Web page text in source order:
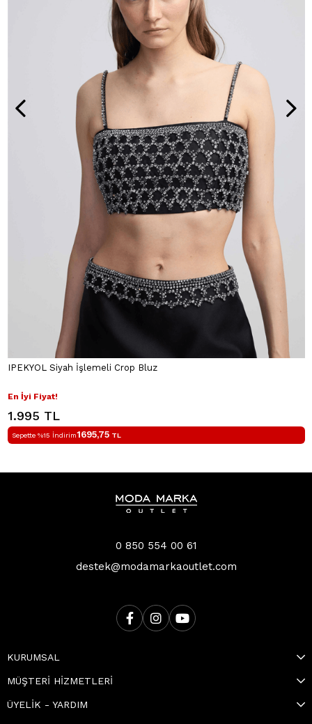
IPEKYOL Siyah İşlemeli Crop Bluz
En İyi Fiyat!
1.995 TL
Sepette %15 İndirim1695,75 TL
0 850 554 00 61
destek@modamarkaoutlet.com
KURUMSAL
MÜŞTERİ HİZMETLERİ
ÜYELİK - YARDIM